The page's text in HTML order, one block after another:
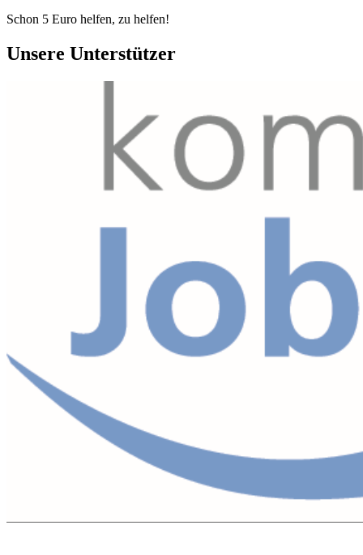
Schon 5 Euro helfen, zu helfen!
Unsere Unterstützer